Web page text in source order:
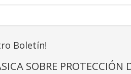
Boletín!
SOBRE PROTECCIÓN